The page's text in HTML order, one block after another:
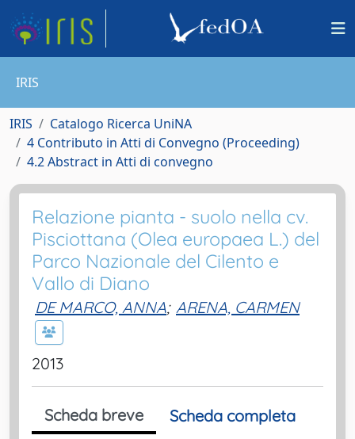
IRIS
IRIS
Catalogo Ricerca UniNA
4 Contributo in Atti di Convegno (Proceeding)
4.2 Abstract in Atti di convegno
Relazione pianta - suolo nella cv.
Pisciottana (Olea europaea L.) del
Parco Nazionale del Cilento e
Vallo di Diano
DE MARCO, ANNA; ARENA, CARMEN
2013
Scheda breve
Scheda completa